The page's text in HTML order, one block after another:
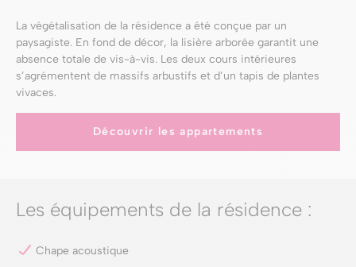
Les équipements de la résidence :
Chape acoustique
La végétalisation de la résidence a été conçue par un
paysagiste. En fond de décor, la lisière arborée garantit une
absence totale de vis-à-vis. Les deux cours intérieures
s’agrémentent de massifs arbustifs et d’un tapis de plantes
vivaces.
Découvrir les appartements